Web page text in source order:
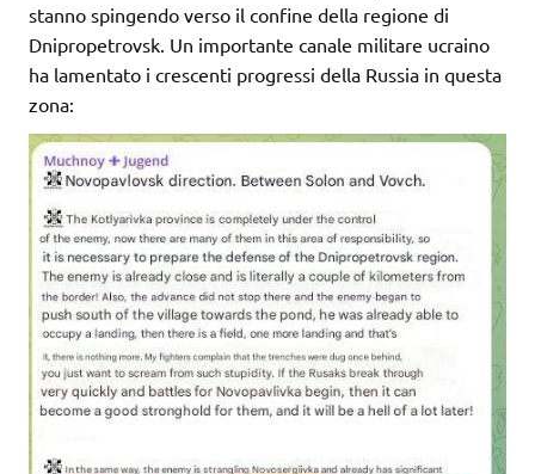
stanno spingendo verso il confine della regione di
Dnipropetrovsk. Un importante canale militare ucraino
ha lamentato i crescenti progressi della Russia in questa
zona: